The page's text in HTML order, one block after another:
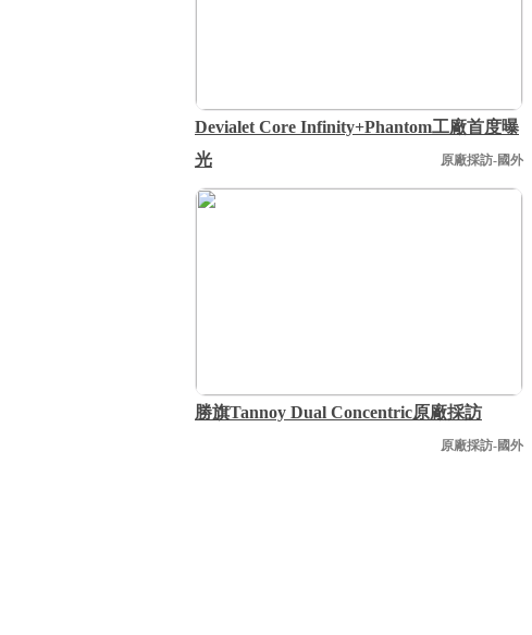
Devialet Core Infinity+Phantom工廠首度曝
光
原廠採訪-國外
勝旗Tannoy Dual Concentric原廠採訪
原廠採訪-國外